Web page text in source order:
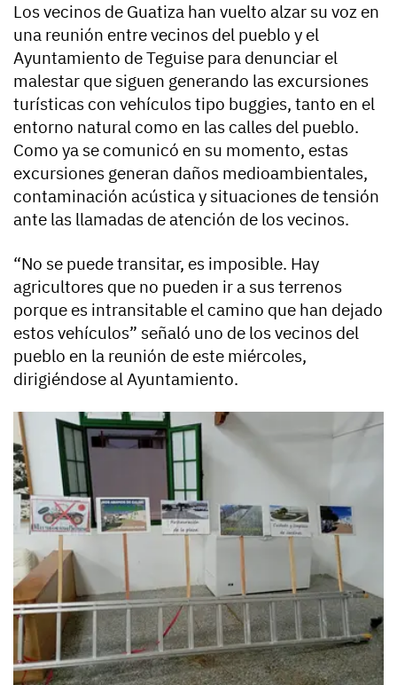
Los vecinos de Guatiza han vuelto alzar su voz en
una reunión entre vecinos del pueblo y el
Ayuntamiento de Teguise para denunciar el
malestar que siguen generando las excursiones
turísticas con vehículos tipo buggies, tanto en el
entorno natural como en las calles del pueblo.
Como ya se comunicó en su momento, estas
excursiones generan daños medioambientales,
contaminación acústica y situaciones de tensión
ante las llamadas de atención de los vecinos.
“No se puede transitar, es imposible. Hay
agricultores que no pueden ir a sus terrenos
porque es intransitable el camino que han dejado
estos vehículos” señaló uno de los vecinos del
pueblo en la reunión de este miércoles,
dirigiéndose al Ayuntamiento.